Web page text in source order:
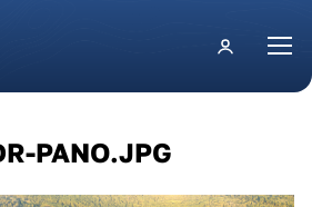
содержанию
PANO.JPG